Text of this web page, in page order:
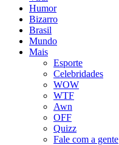
Humor
Bizarro
Brasil
Mundo
Mais
Esporte
Celebridades
WOW
WTF
Awn
OFF
Quizz
Fale com a gente